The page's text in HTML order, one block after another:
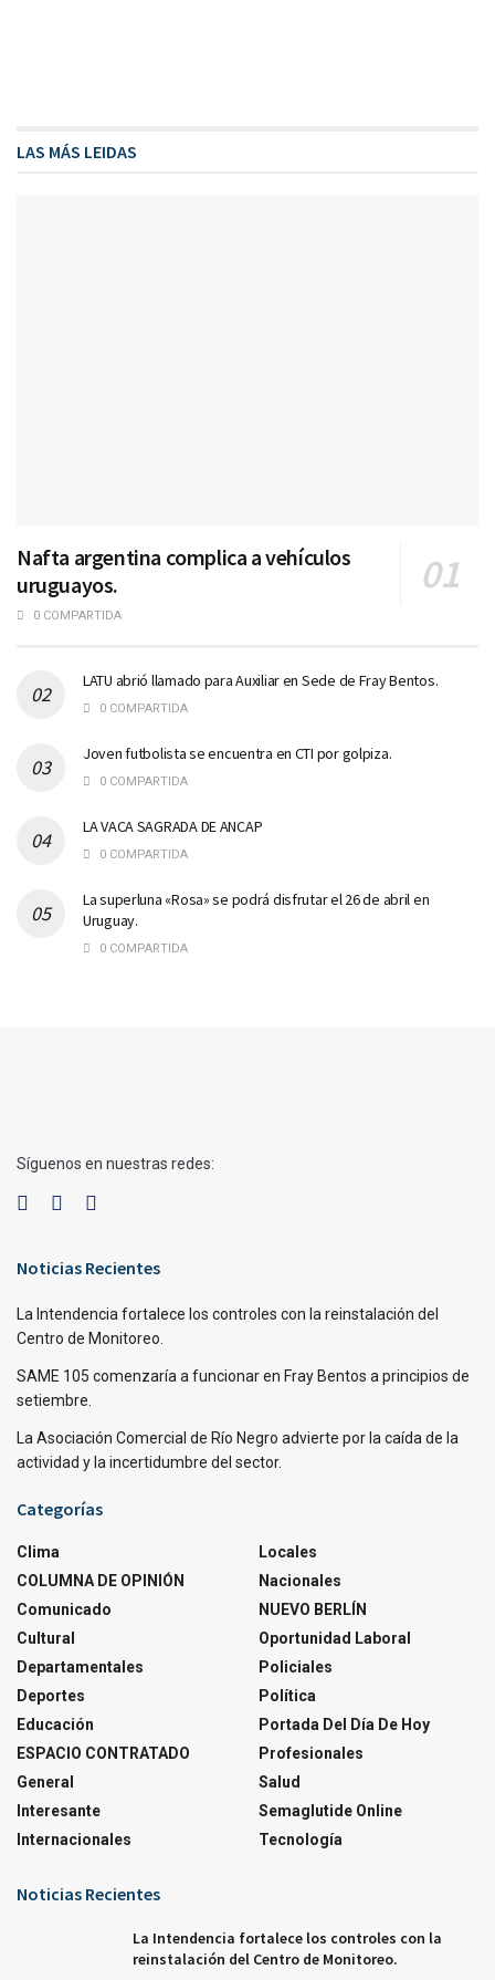
LAS MÁS LEIDAS
Nafta argentina complica a vehículos
uruguayos.
0 COMPARTIDA
LATU abrió llamado para Auxiliar en Sede de Fray Bentos.
0 COMPARTIDA
Joven futbolista se encuentra en CTI por golpiza.
0 COMPARTIDA
LA VACA SAGRADA DE ANCAP
0 COMPARTIDA
La superluna «Rosa» se podrá disfrutar el 26 de abril en
Uruguay.
0 COMPARTIDA
Síguenos en nuestras redes:
Noticias Recientes
La Intendencia fortalece los controles con la reinstalación del
Centro de Monitoreo.
SAME 105 comenzaría a funcionar en Fray Bentos a principios de
setiembre.
La Asociación Comercial de Río Negro advierte por la caída de la
actividad y la incertidumbre del sector.
Categorías
Clima
COLUMNA DE OPINIÓN
Comunicado
Cultural
Departamentales
Deportes
Educación
ESPACIO CONTRATADO
General
Interesante
Internacionales
Locales
Nacionales
NUEVO BERLÍN
Oportunidad Laboral
Policiales
Política
Portada Del Día De Hoy
Profesionales
Salud
Semaglutide Online
Tecnología
Noticias Recientes
La Intendencia fortalece los controles con la
reinstalación del Centro de Monitoreo.